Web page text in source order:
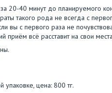
20-40 минут до планируемого
такого рода не всегда с
вы с первого раза не
приём всё расставит на свои
цена: 800 тг.